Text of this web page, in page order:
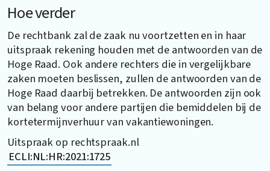
Hoe verder
De rechtbank zal de zaak nu voortzetten en in haar
uitspraak rekening houden met de antwoorden van de
Hoge Raad. Ook andere rechters die in vergelijkbare
zaken moeten beslissen, zullen de antwoorden van de
Hoge Raad daarbij betrekken. De antwoorden zijn ook
van belang voor andere partijen die bemiddelen bij de
kortetermijnverhuur van vakantiewoningen.
Uitspraak op rechtspraak.nl
ECLI:NL:HR:2021:1725